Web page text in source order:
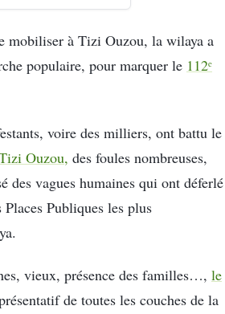
mobiliser à Tizi Ouzou, la wilaya a
populaire, pour marquer le 112ᵉ
voire des milliers, ont battu le
Ouzou, des foules nombreuses,
des vagues humaines qui ont déferlé
Publiques les plus
vieux, présence des familles…, le
de toutes les couches de la